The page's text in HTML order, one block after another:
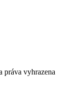
vyhrazena